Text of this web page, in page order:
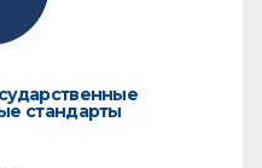
стандарты